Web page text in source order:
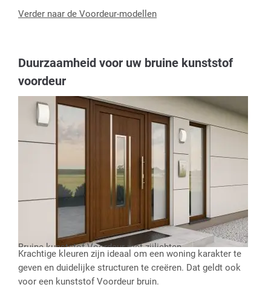
Verder naar de Voordeur-modellen
Duurzaamheid voor uw bruine kunststof
voordeur
Bruine kunststof Voordeur met zijlichten
Krachtige kleuren zijn ideaal om een woning karakter te
geven en duidelijke structuren te creëren. Dat geldt ook
voor een kunststof Voordeur bruin.